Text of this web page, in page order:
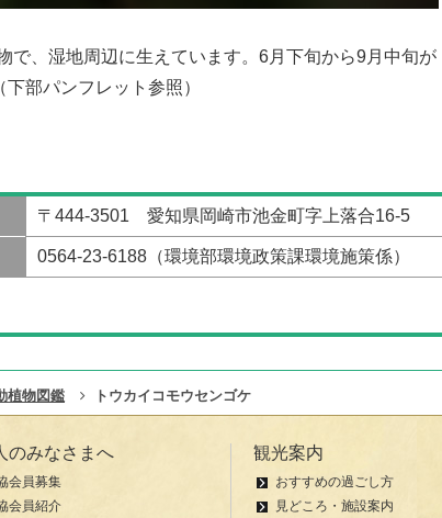
で、湿地周辺に生えています。6月下旬から9月中旬が
部パンフレット参照）
〒444-3501 愛知県岡崎市池金町字上落合16-5
0564-23-6188（環境部環境政策課環境施策係）
植物図鑑 トウカイコモウセンゴケ
のみなさまへ
会員募集
会員紹介
観光案内
おすすめの過ごし方
見どころ・施設案内